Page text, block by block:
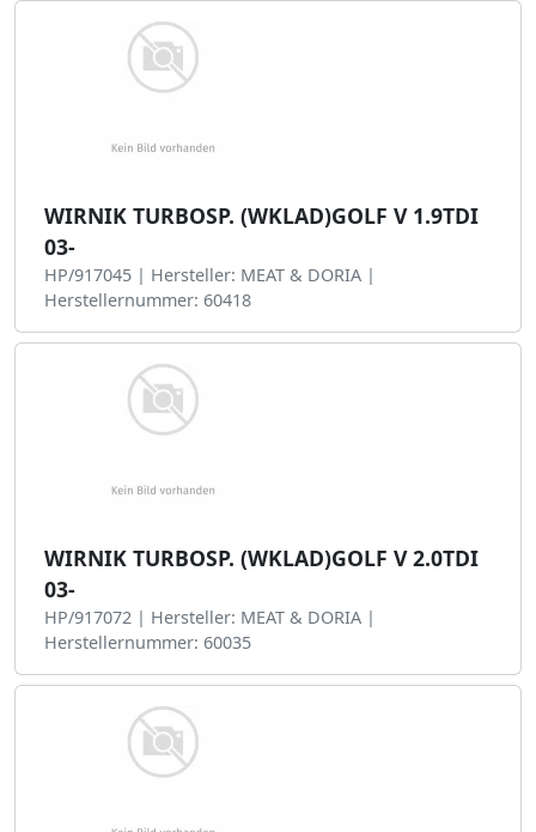
WIRNIK TURBOSP. (WKLAD)GOLF V 1.9TDI
03-
HP/917045 | Hersteller: MEAT & DORIA |
Herstellernummer: 60418
WIRNIK TURBOSP. (WKLAD)GOLF V 2.0TDI
03-
HP/917072 | Hersteller: MEAT & DORIA |
Herstellernummer: 60035